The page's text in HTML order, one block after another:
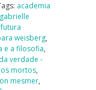
academia
weisberg,
e a filosofia,
verdade -
mortos,
mesmer,